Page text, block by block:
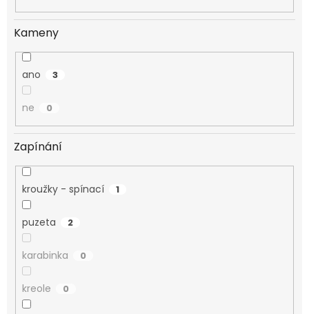
Kameny
ano 3
ne 0
Zapínání
kroužky - spínací 1
puzeta 2
karabinka 0
kreole 0